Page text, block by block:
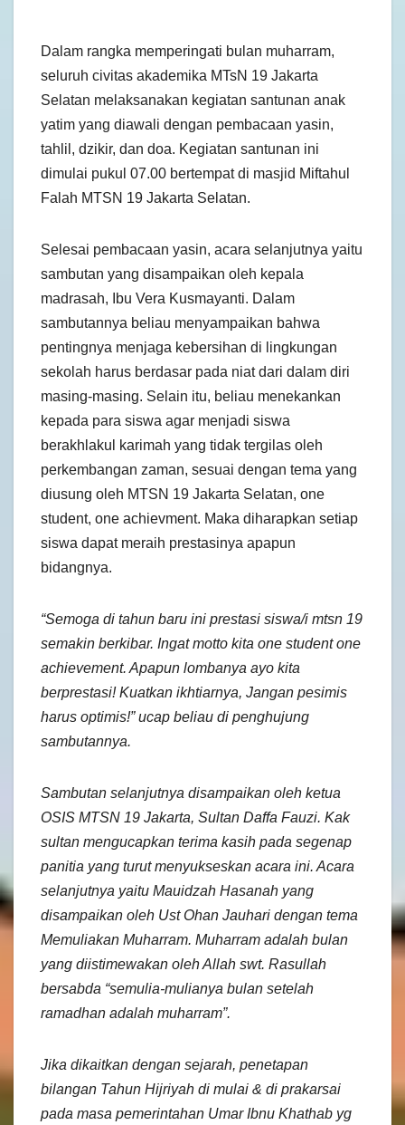
Dalam rangka memperingati bulan muharram,
seluruh civitas akademika MTsN 19 Jakarta
Selatan melaksanakan kegiatan santunan anak
yatim yang diawali dengan pembacaan yasin,
tahlil, dzikir, dan doa. Kegiatan santunan ini
dimulai pukul 07.00 bertempat di masjid Miftahul
Falah MTSN 19 Jakarta Selatan.
Selesai pembacaan yasin, acara selanjutnya yaitu
sambutan yang disampaikan oleh kepala
madrasah, Ibu Vera Kusmayanti. Dalam
sambutannya beliau menyampaikan bahwa
pentingnya menjaga kebersihan di lingkungan
sekolah harus berdasar pada niat dari dalam diri
masing-masing. Selain itu, beliau menekankan
kepada para siswa agar menjadi siswa
berakhlakul karimah yang tidak tergilas oleh
perkembangan zaman, sesuai dengan tema yang
diusung oleh MTSN 19 Jakarta Selatan, one
student, one achievment. Maka diharapkan setiap
siswa dapat meraih prestasinya apapun
bidangnya.
“Semoga di tahun baru ini prestasi siswa/i mtsn 19
semakin berkibar. Ingat motto kita one student one
achievement. Apapun lombanya ayo kita
berprestasi! Kuatkan ikhtiarnya, Jangan pesimis
harus optimis!”ucap beliau di penghujung
sambutannya.
Sambutan selanjutnya disampaikan oleh ketua
OSIS MTSN 19 Jakarta, Sultan Daffa Fauzi. Kak
sultan mengucapkan terima kasih pada segenap
panitia yang turut menyukseskan acara ini. Acara
selanjutnya yaitu Mauidzah Hasanah yang
disampaikan oleh Ust Ohan Jauhari dengan tema
Memuliakan Muharram. Muharram adalah bulan
yang diistimewakan oleh Allah swt. Rasullah
bersabda “semulia-mulianya bulan setelah
ramadhan adalah muharram”.
Jika dikaitkan dengan sejarah, penetapan
bilangan Tahun Hijriyah di mulai & di prakarsai
pada masa pemerintahan Umar Ibnu Khathab yg